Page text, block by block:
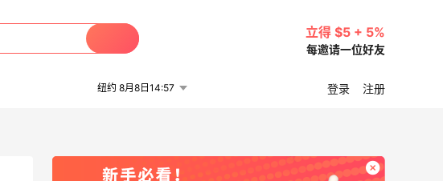
立得 $5 + 5%
每邀请一位好友
纽约 8月8日14:57 登录 注册